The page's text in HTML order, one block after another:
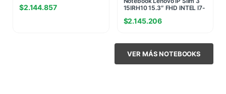
$2.144.857
15IRH10 15.3″ FHD INTEL I7-
4800MHZ 512GB NVME
$2.145.206
VER MÁS NOTEBOOKS